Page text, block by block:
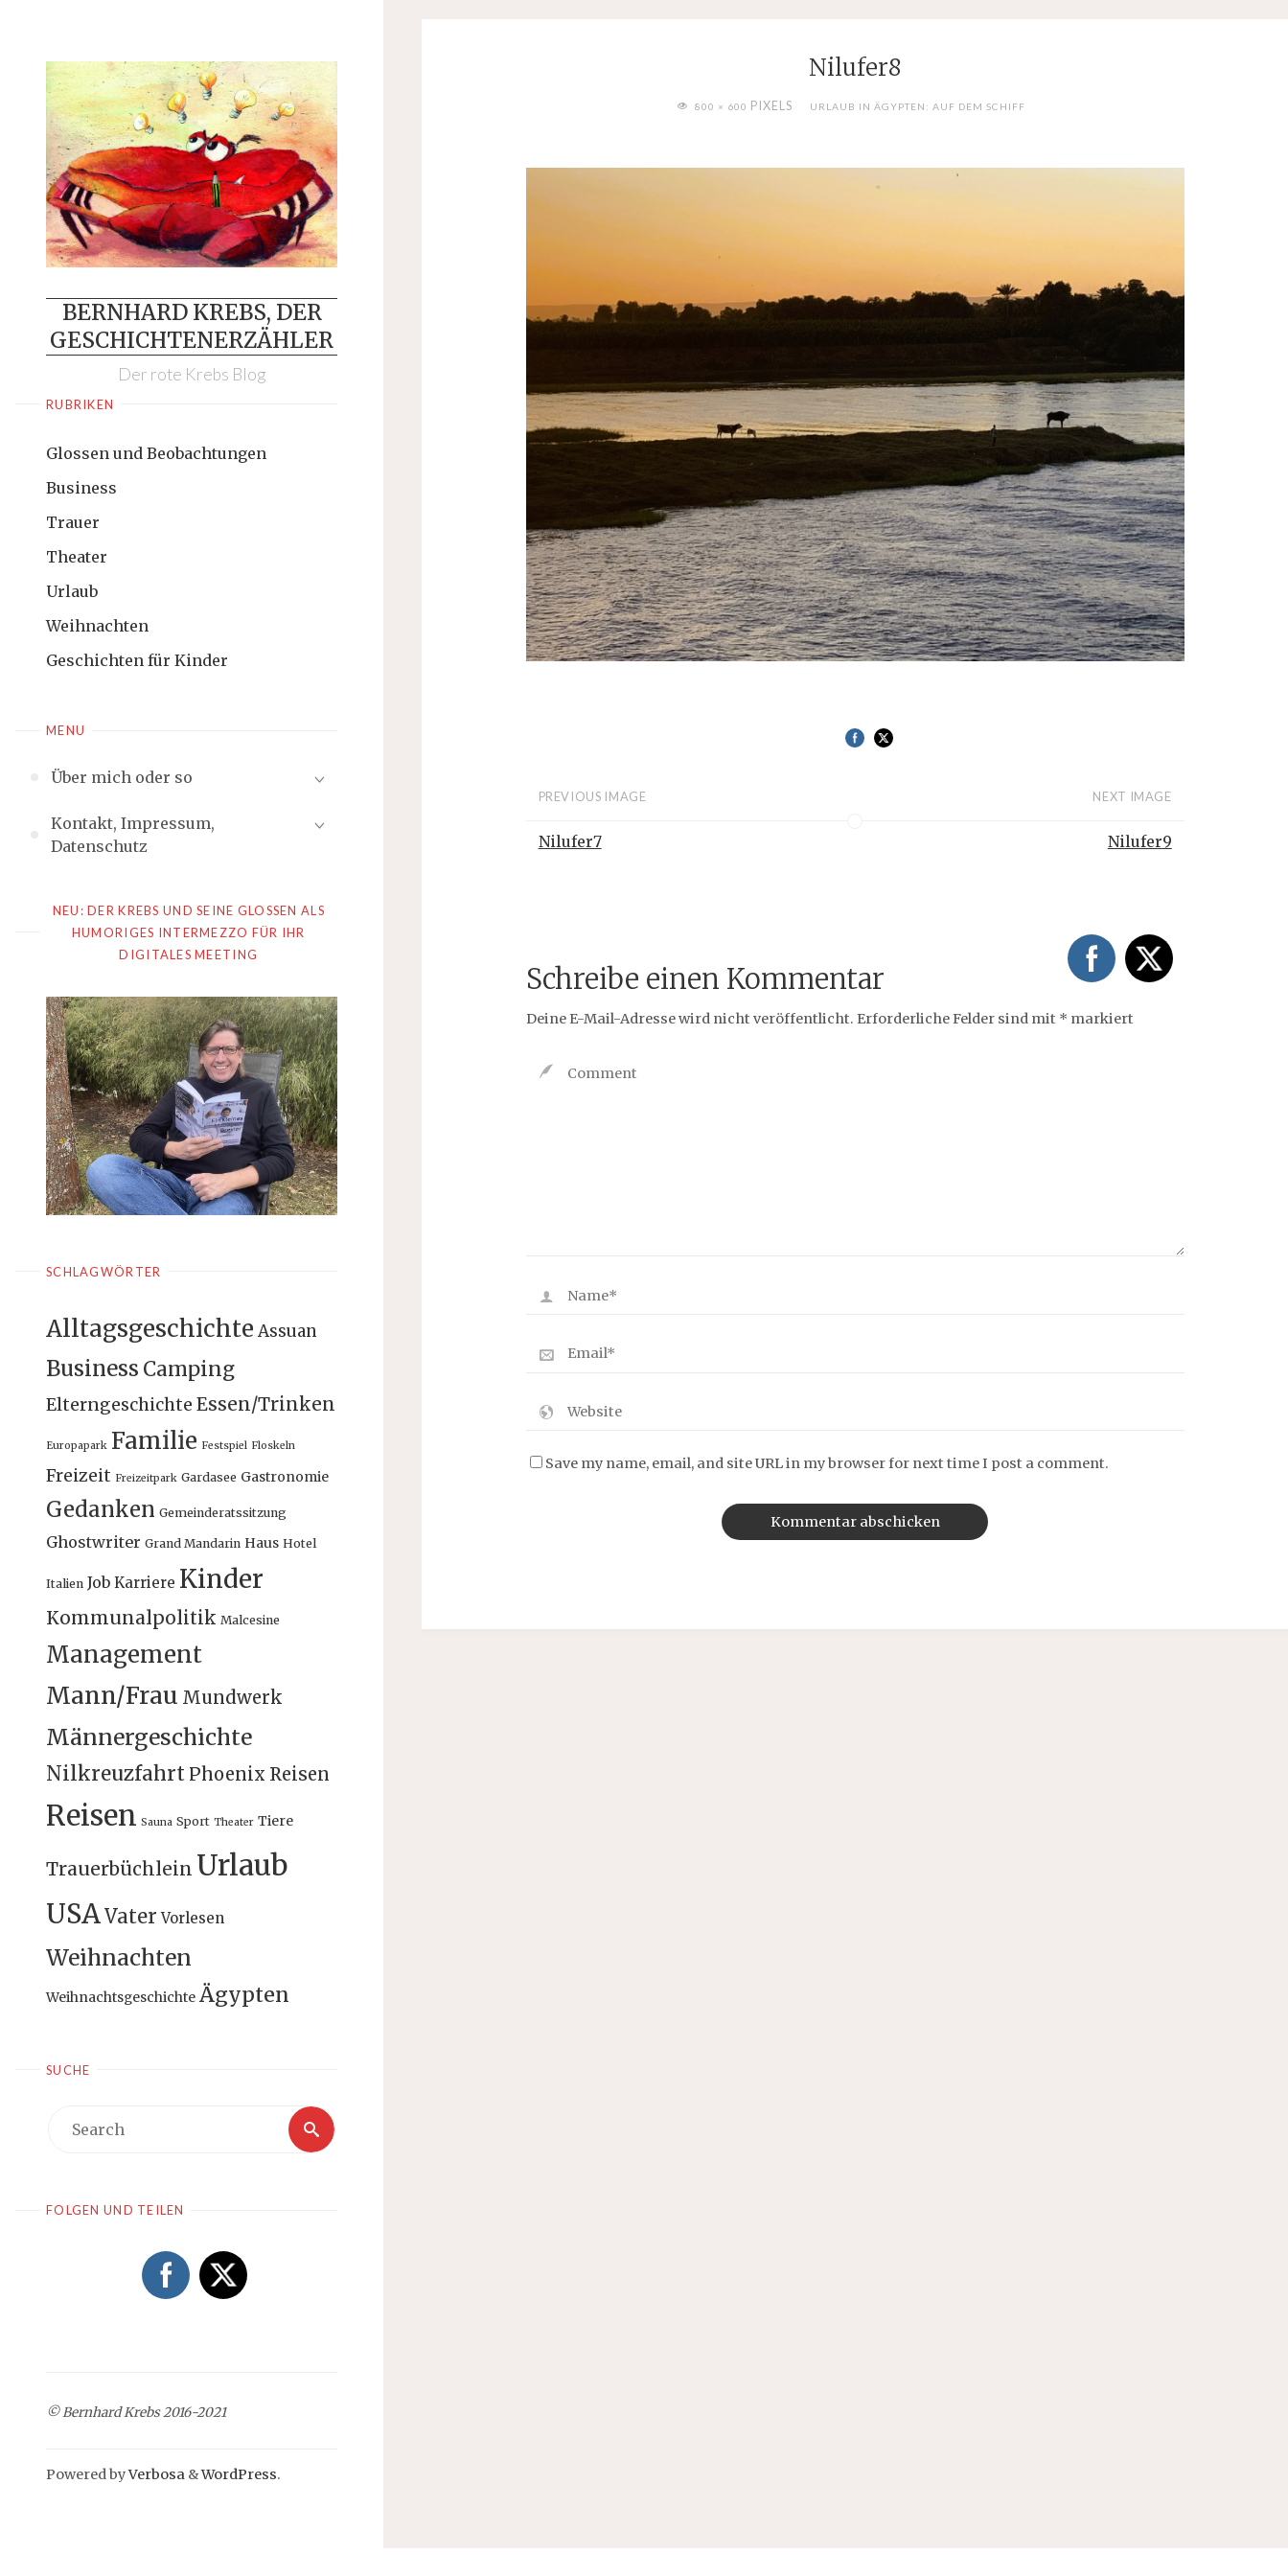
content
BERNHARD KREBS, DER
GESCHICHTENERZÄHLER
Der rote Krebs Blog
RUBRIKEN
Glossen und Beobachtungen
Business
Trauer
Theater
Urlaub
Weihnachten
Geschichten für Kinder
MENU
Über mich oder so
Kontakt, Impressum,
Datenschutz
NEU: DER KREBS UND SEINE GLOSSEN ALS
HUMORIGES INTERMEZZO FÜR IHR
DIGITALES MEETING
SCHLAGWÖRTER
Alltagsgeschichte Assuan
Business Camping
Elterngeschichte Essen/Trinken
Europapark Familie Festspiel Floskeln
Freizeit Freizeitpark Gardasee Gastronomie
Gedanken Gemeinderatssitzung
Ghostwriter Grand Mandarin Haus Hotel
Italien Job Karriere Kinder
Kommunalpolitik Malcesine
Management
Mann/Frau Mundwerk
Männergeschichte
Nilkreuzfahrt Phoenix Reisen
Reisen Sauna Sport Theater Tiere
Trauerbüchlein Urlaub
USAVater Vorlesen
Weihnachten
Weihnachtsgeschichte Ägypten
SUCHE
Search
Search
FOLGEN UND TEILEN
© Bernhard Krebs 2016-2021
Powered byVerbosa &WordPress.
Nilufer8
FULL800 × 600 PIXELS URLAUB IN ÄGYPTEN: AUF DEM SCHIFF
PREVIOUS IMAGE
Nilufer7
NEXT IMAGE
Nilufer9
Schreibe einen Kommentar
Deine E-Mail-Adresse wird nicht veröffentlicht. Erforderliche Felder sind mit * markiert
Save my name, email, and site URL in my browser for next time I post a comment.